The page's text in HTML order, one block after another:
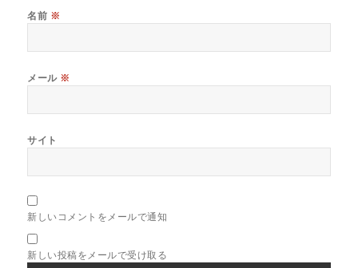
名前 ※
メール ※
サイト
新しいコメントをメールで通知
新しい投稿をメールで受け取る